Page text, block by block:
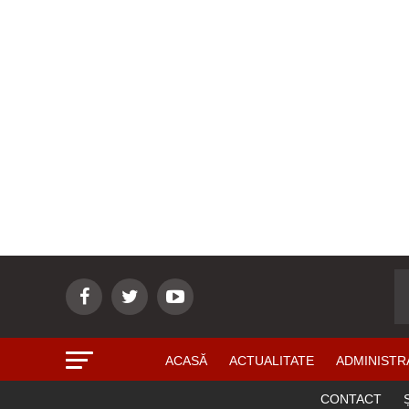
ACASĂ ACTUALITATE
CONTACT